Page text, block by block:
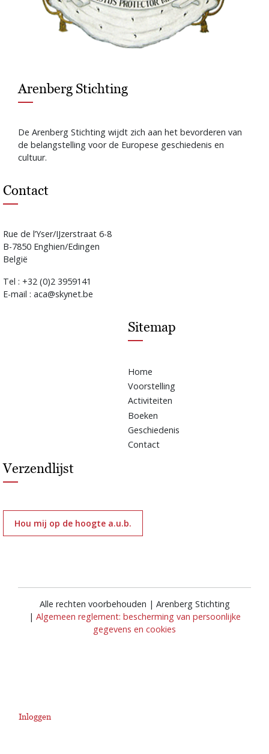
Arenberg Stichting
De Arenberg Stichting wijdt zich aan het bevorderen van
de belangstelling voor de Europese geschiedenis en
cultuur.
Contact
Rue de l’Yser/IJzerstraat 6-8
B-7850 Enghien/Edingen
België
Tel : +32 (0)2 3959141
E-mail : aca@skynet.be
Sitemap
Home
Voorstelling
Activiteiten
Boeken
Geschiedenis
Contact
Verzendlijst
Hou mij op de hoogte a.u.b.
Alle rechten voorbehouden | Arenberg Stichting
| Algemeen reglement: bescherming van persoonlijke
gegevens en cookies
User
Inloggen